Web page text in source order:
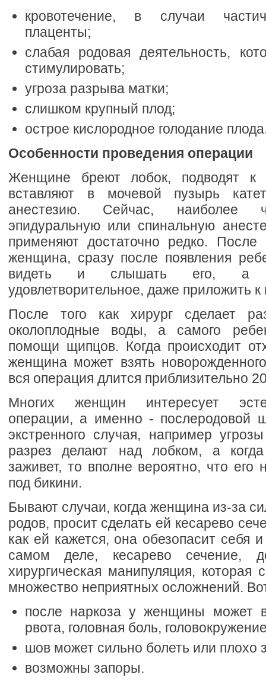
кровотечение, в случаи
плаценты;
слабая родовая деятельность,
стимулировать;
угроза разрыва матки;
слишком крупный плод;
острое кислородное голодание
Особенности проведения операции
Женщине бреют лобок, подводят к
вставляют в мочевой пузырь
анестезию. Сейчас, наиболее
эпидуральную или спинальную
применяют достаточно редко. После
женщина, сразу после появления
видеть и слышать его, а
удовлетворительное, даже приложить к
После того как хирург сделает
околоплодные воды, а самого
помощи щипцов. Когда происходит
женщина может взять
вся операция длится приблизительно
Многих женщин интересует
операции, а именно - послеродовой
экстренного случая, например
разрез делают над лобком, а
заживет, то вполне вероятно, что его
под бикини.
Бывают случаи, когда женщина из-за
родов, просит сделать ей кесарево
как ей кажется, она обезопасит себя
самом деле, кесарево сечение,
хирургическая манипуляция,
множество неприятных осложнений.
после наркоза у женщины может
рвота, головная боль,
шов может сильно болеть или плохо
возможны запоры.